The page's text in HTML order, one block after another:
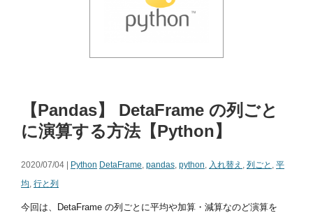
【Pandas】 DetaFrame の列ごと
に演算する方法【Python】
2020/07/04 | Python DetaFrame, pandas, python, 入れ替え , 列ごと , 平
均, 行と列
今回は、DetaFrame の列ごとに平均や加算・減算なのど演算を